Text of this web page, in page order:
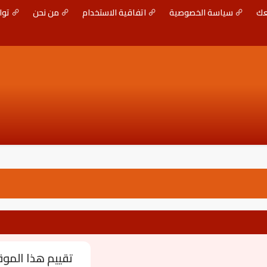
سياسة الخصوصية اتفاقية الاستخدام من نحن
تقييم هذا